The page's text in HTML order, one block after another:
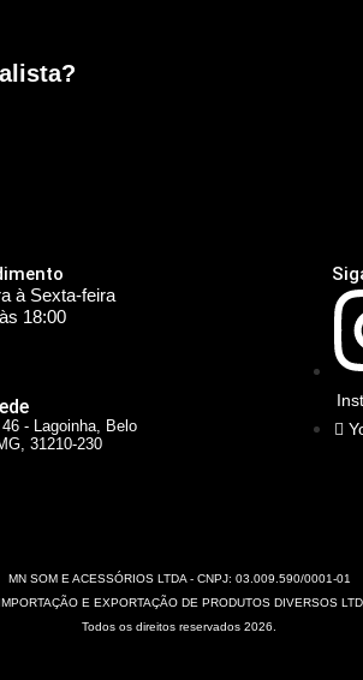
à Sexta-feira
18:00
- Lagoinha, Belo
31210-230
MN SOM E ACESSÓRIOS LTDA - CNPJ: 03.009.590/0001-01
E EXPORTAÇÃO DE PRODUTOS DIVERSOS
Todos os direitos reservados 2026.